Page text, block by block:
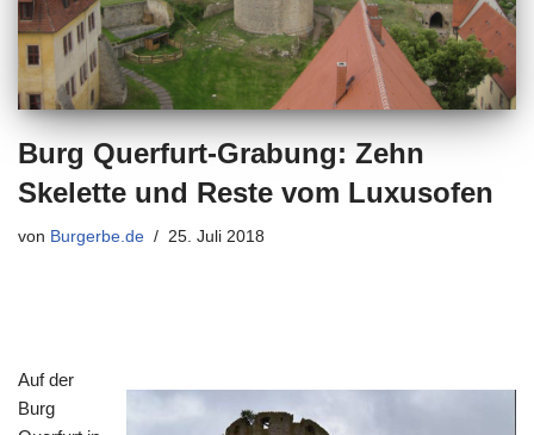
Burg Querfurt-Grabung: Zehn
Skelette und Reste vom Luxusofen
von Burgerbe.de 25. Juli 2018
Auf der
Burg